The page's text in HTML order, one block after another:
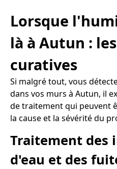
Lorsque
là à Autun :
curatives
Si malgré tout, vous
dans vos murs à Autun, il
de traitement qui peuvent
la cause et la sévérité du
Traitement des
d'eau et des